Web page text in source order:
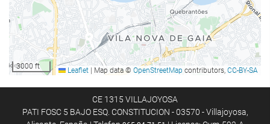
Restaurant
Bar
Café på stedet
Børnemenu
Morgenmad på værelset
3000 ft Leaflet | Map data © OpenStreetMap contributors, CC-BY-SA
CE 1315 VILLAJOYOSA
PATI FOSC 5 BAJO ESQ. CONSTITUCION - 03570 - Villajoyosa,